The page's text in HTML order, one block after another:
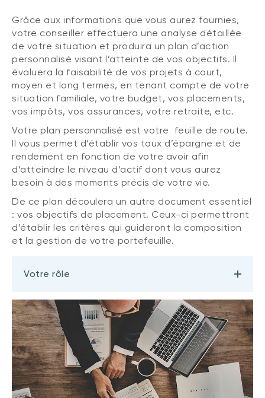
Grâce aux informations que vous aurez fournies,
votre conseiller effectuera une analyse détaillée
de votre situation et produira un plan d’action
personnalisé visant l’atteinte de vos objectifs. Il
évaluera la faisabilité de vos projets à court,
moyen et long termes, en tenant compte de votre
situation familiale, votre budget, vos placements,
vos impôts, vos assurances, votre retraite, etc.
Votre plan personnalisé est votre feuille de route.
Il vous permet d’établir vos taux d’épargne et de
rendement en fonction de votre avoir afin
d’atteindre le niveau d’actif dont vous aurez
besoin à des moments précis de votre vie.
De ce plan découlera un autre document essentiel
: vos objectifs de placement. Ceux-ci permettront
d’établir les critères qui guideront la composition
et la gestion de votre portefeuille.
Votre rôle